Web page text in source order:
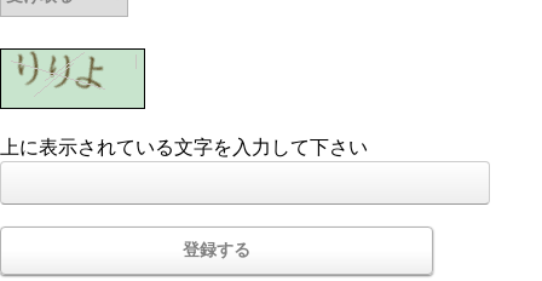
上に表示されている文字を入力して下さい